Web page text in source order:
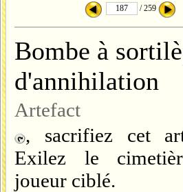
/ 259
Bombe à
d'annihilation
Artefact
, sacrifiez cet
Exilez le
joueur ciblé.